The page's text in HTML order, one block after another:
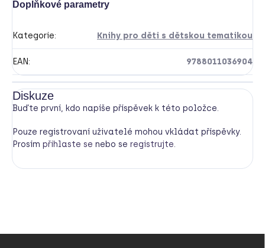
Doplňkové parametry
Kategorie: Knihy pro děti s dětskou tematikou
EAN: 9788011036904
Diskuze
Buďte první, kdo napíše příspěvek k této položce.
Pouze registrovaní uživatelé mohou vkládat příspěvky.
Prosím přihlaste se nebo se registrujte.